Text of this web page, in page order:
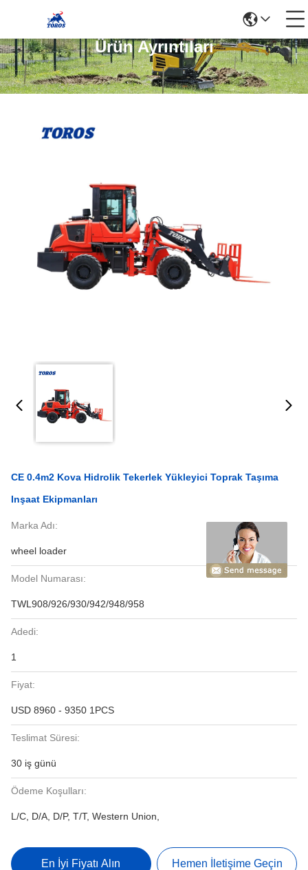
Ürün Ayrıntıları
CE 0.4m2 Kova Hidrolik Tekerlek Yükleyici Toprak Taşıma
Inşaat Ekipmanları
Marka Adı:
wheel loader
Model Numarası:
TWL908/926/930/942/948/958
Adedi:
1
Fiyat:
USD 8960 - 9350 1PCS
Teslimat Süresi:
30 iş günü
Ödeme Koşulları:
L/C, D/A, D/P, T/T, Western Union,
En İyi Fiyatı Alın Hemen İletişime Geçin